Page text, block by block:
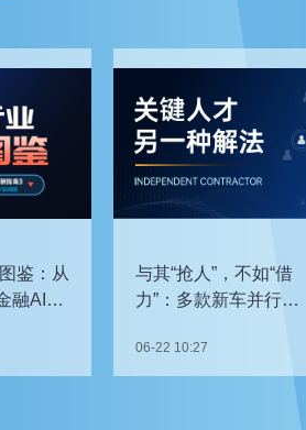
鉴：从
融AI，
与其“抢人”，不如“借
力”：多款新车并行开
关键人才？
06-22 10:27